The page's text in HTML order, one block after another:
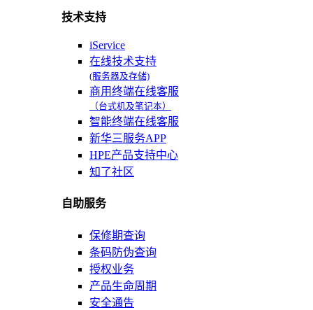
技术支持
iService
在线技术支持
(服务器及存储)
商用终端在线客服
（台式机及笔记本）
智能终端在线客服
新华三服务APP
HPE产品支持中心
知了社区
自助服务
保修期查询
条码防伪查询
授权业务
产品生命周期
安全通告